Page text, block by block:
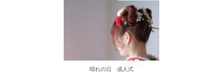
晴れの日 成人式